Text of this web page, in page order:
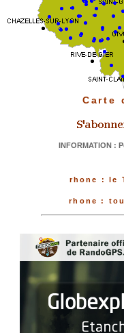
Carte
INFORMATION :
rhone : le
rhone :